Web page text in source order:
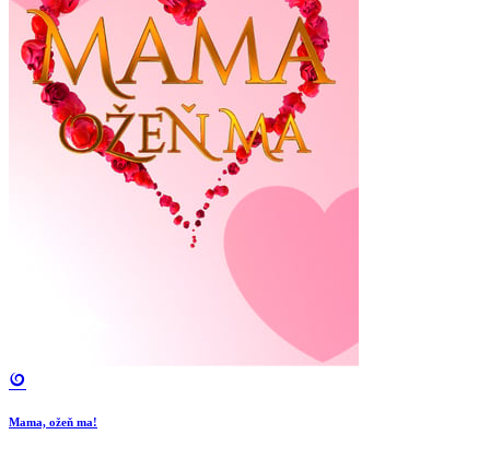
Mama, ožeň ma!